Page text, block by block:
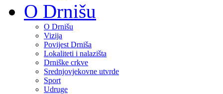
O Drnišu
O Drnišu
Vizija
Povijest Drniša
Lokaliteti i nalazišta
Drniške crkve
Srednjovjekovne utvrde
Sport
Udruge